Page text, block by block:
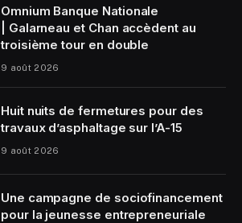
Omnium Banque Nationale
| Galarneau et Chan accèdent au
troisième tour en double
9 août 2026
Huit nuits de fermetures pour des
travaux d’asphaltage sur l’A-15
9 août 2026
Une campagne de sociofinancement
pour la jeunesse entrepreneuriale